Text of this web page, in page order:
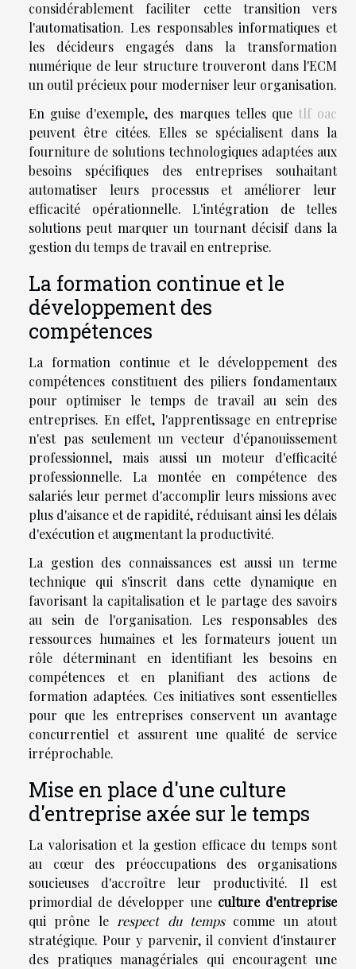
considérablement faciliter cette transition vers
l'automatisation. Les responsables informatiques et
les décideurs engagés dans la transformation
numérique de leur structure trouveront dans l'ECM
un outil précieux pour moderniser leur organisation.
En guise d'exemple, des marques telles que tlf oac
peuvent être citées. Elles se spécialisent dans la
fourniture de solutions technologiques adaptées aux
besoins spécifiques des entreprises souhaitant
automatiser leurs processus et améliorer leur
efficacité opérationnelle. L'intégration de telles
solutions peut marquer un tournant décisif dans la
gestion du temps de travail en entreprise.
La formation continue et le
développement des
compétences
La formation continue et le développement des
compétences constituent des piliers fondamentaux
pour optimiser le temps de travail au sein des
entreprises. En effet, l'apprentissage en entreprise
n'est pas seulement un vecteur d'épanouissement
professionnel, mais aussi un moteur d'efficacité
professionnelle. La montée en compétence des
salariés leur permet d'accomplir leurs missions avec
plus d'aisance et de rapidité, réduisant ainsi les délais
d'exécution et augmentant la productivité.
La gestion des connaissances est aussi un terme
technique qui s'inscrit dans cette dynamique en
favorisant la capitalisation et le partage des savoirs
au sein de l'organisation. Les responsables des
ressources humaines et les formateurs jouent un
rôle déterminant en identifiant les besoins en
compétences et en planifiant des actions de
formation adaptées. Ces initiatives sont essentielles
pour que les entreprises conservent un avantage
concurrentiel et assurent une qualité de service
irréprochable.
Mise en place d'une culture
d'entreprise axée sur le temps
La valorisation et la gestion efficace du temps sont
au cœur des préoccupations des organisations
soucieuses d'accroître leur productivité. Il est
primordial de développer une culture d'entreprise
qui prône lerespect du tempscomme un atout
stratégique. Pour y parvenir, il convient d'instaurer
des pratiques managériales qui encouragent une